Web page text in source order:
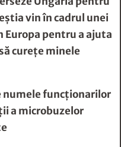
vin în cadrul unei
Europa pentru a ajuta
curețe minele
numele funcţionarilor
a microbuzelor